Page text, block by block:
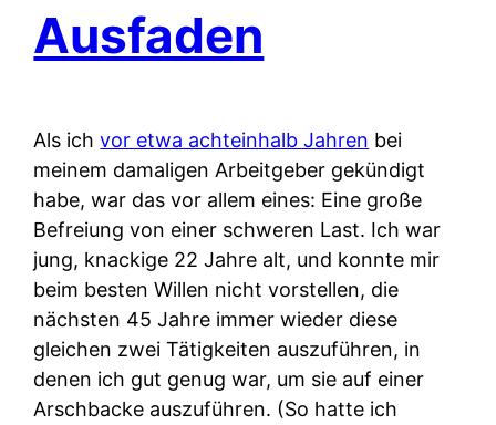
Ausfaden
Als ichvor etwa achteinhalb Jahren bei
meinem damaligen Arbeitgeber gekündigt
habe, war das vor allem eines: Eine große
Befreiung von einer schweren Last. Ich war
jung, knackige 22 Jahre alt, und konnte mir
beim besten Willen nicht vorstellen, die
nächsten 45 Jahre immer wieder diese
gleichen zwei Tätigkeiten auszuführen, in
denen ich gut genug war, um sie auf einer
Arschbacke auszuführen. (So hatte ich